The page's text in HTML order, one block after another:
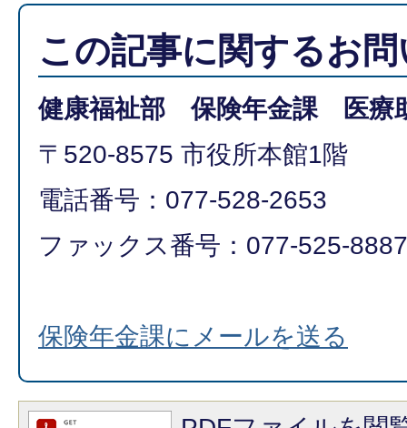
この記事に関するお
健康福祉部 保険年金課 医療
〒520-8575 市役所本館1階
電話番号：077-528-2653
ファックス番号：077-525-8887
保険年金課にメールを送る